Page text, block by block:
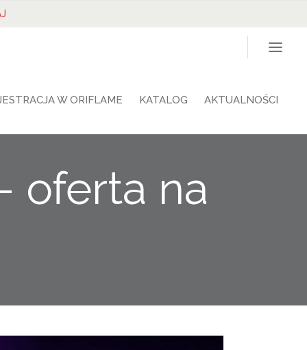
W ORIFLAME KATALOG AKTUALNOŚCI
oferta na